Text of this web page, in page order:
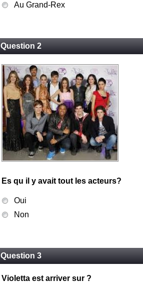
Au Grand-Rex
Question 2
Es qu il y avait tout les acteurs?
Oui
Non
Question 3
Violetta est arriver sur ?